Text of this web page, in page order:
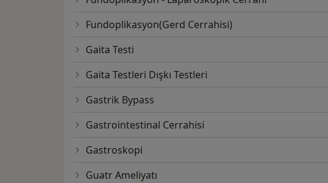
Fundoplikasyon(Gerd Cerrahisi)
Gaita Testi
Gaita Testleri Dışkı Testleri
Gastrik Bypass
Gastrointestinal Cerrahisi
Gastroskopi
Guatr Ameliyatı